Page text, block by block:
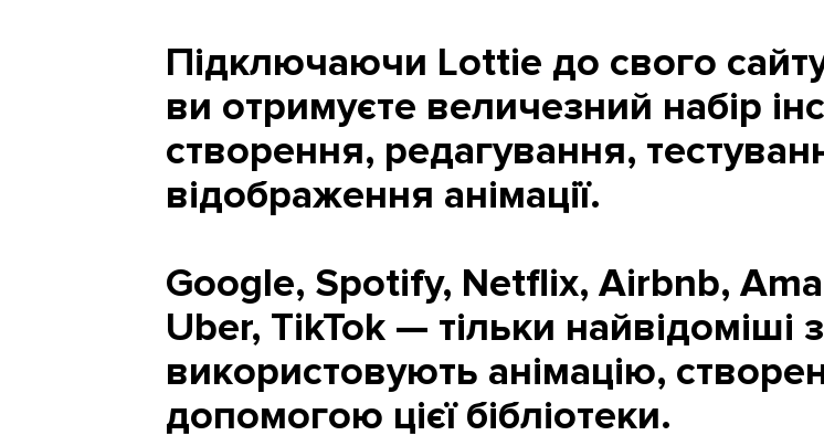
Підключаючи Lottie до свого
ви отримуєте величезний набір
створення, редагування,
відображення анімації.
Google, Spotify, Netflix, Airbnb,
Uber, TikTok — тільки найвідоміші
використовують анімацію,
допомогою цієї бібліотеки.